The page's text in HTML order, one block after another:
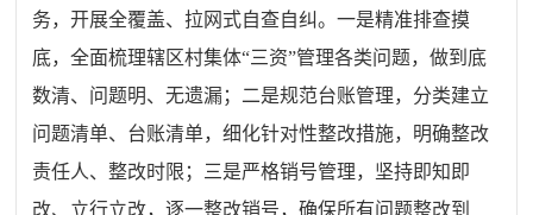
务，开展全覆盖、拉网式自查自纠。一是精准排查摸
底，全面梳理辖区村集体“三资”管理各类问题，做到底
数清、问题明、无遗漏；二是规范台账管理，分类建立
问题清单、台账清单，细化针对性整改措施，明确整改
责任人、整改时限；三是严格销号管理，坚持即知即
改、立行立改，逐一整改销号，确保所有问题整改到